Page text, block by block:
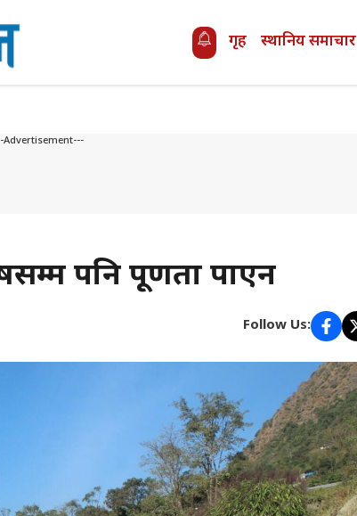
गृह स्थानिय समाचार
Advertisement---
पनि पूर्णता पाएन
Follow Us: